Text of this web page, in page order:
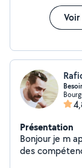
Présentation
Bonjour je m
des